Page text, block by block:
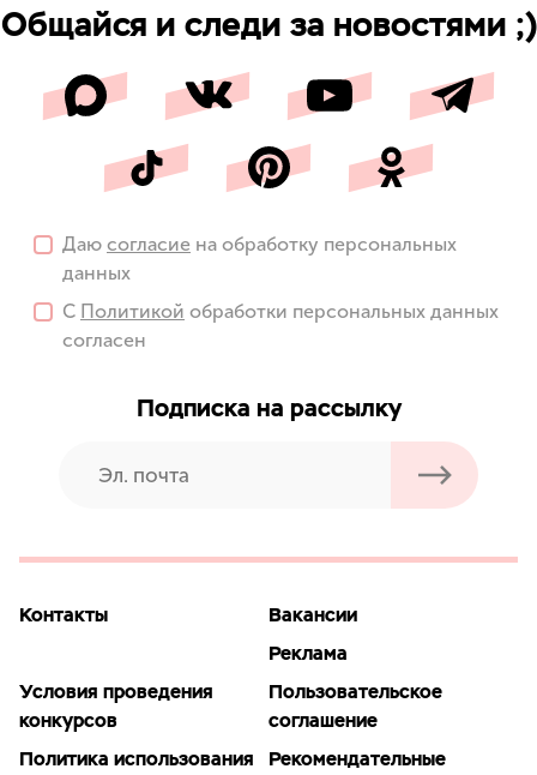
Общайся и следи за новостями ;)
Даю согласие на обработку персональных
данных
С Политикой обработки персональных данных
согласен
Подписка на рассылку
Контакты
Вакансии
Реклама
Условия проведения
конкурсов
Пользовательское
соглашение
Политика использования
Рекомендательные